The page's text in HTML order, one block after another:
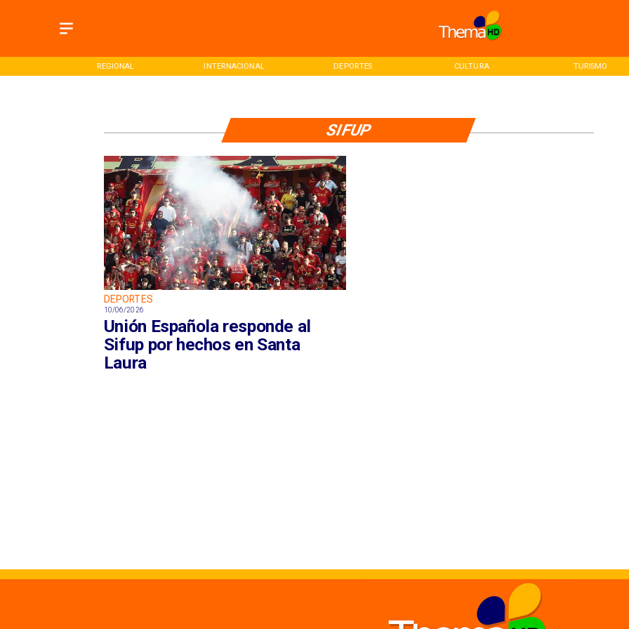
REGIONAL INTERNACIONAL DEPORTES CULTURA TURISMO
DEPORTES
10/06/2026
Unión Española responde al
Sifup por hechos en Santa
Laura
SIFUP